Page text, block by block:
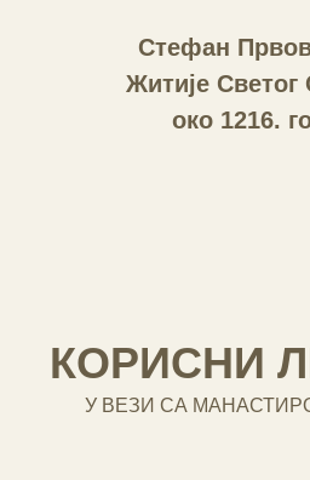
Стефан
Житије
око 1216.
КОРИСНИ
У ВЕЗИ СА